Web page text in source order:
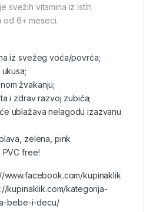
svežih vitamina iz istih.
od 6+ meseci.
iz svežeg voća/povrća;
žvakanju;
i zdrav razvoj zubića;
ublažava nelagodu izazvanu
zelena, pink
PVC free!
www.facebook.com/kupinaklik
kupinaklik.com/kategorija-
bebe-i-decu/